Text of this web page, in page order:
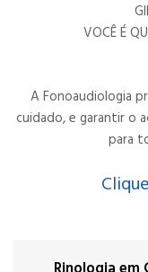
VOCÊ É
A Fonoaudiologia
cuidado, e garantir o
para